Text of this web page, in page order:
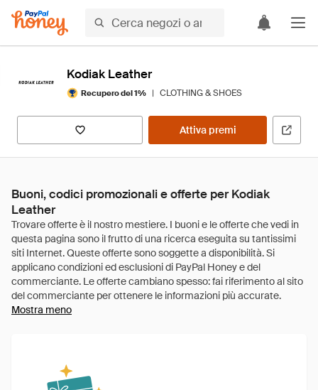
Kodiak Leather
Recupero del 1% | CLOTHING & SHOES
Attiva premi
Buoni, codici promozionali e offerte per Kodiak
Leather
Mostra meno